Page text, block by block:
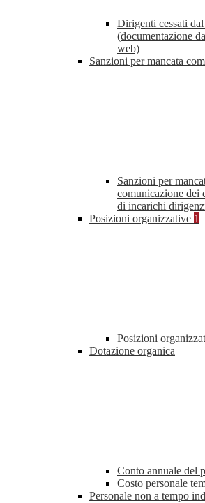
Dirigenti cessati
(documentazione
web)
Sanzioni per mancata
Sanzioni per
comunicazione dei
di incarichi
Posizioni organizzative 1
Posizioni
Dotazione organica
Conto annuale del
Costo personale
Personale non a tempo